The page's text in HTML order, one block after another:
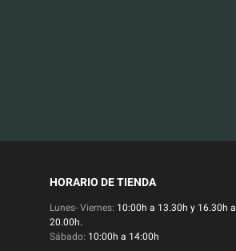
HORARIO DE TIENDA
Lunes- Viernes: 10:00h a 13.30h y 16.30h a
20.00h.
Sábado: 10:00h a 14:00h